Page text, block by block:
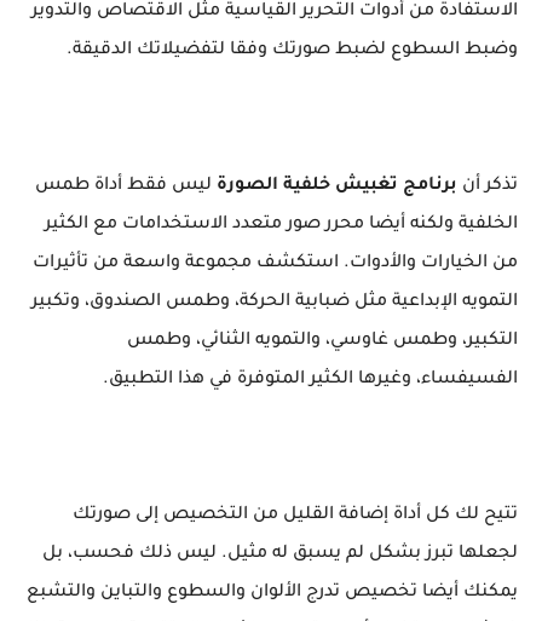
الاستفادة من أدوات التحرير القياسية مثل الاقتصاص والتدوير
وضبط السطوع لضبط صورتك وفقا لتفضيلاتك الدقيقة.
تذكر أن برنامج تغبيش خلفية الصورة ليس فقط أداة طمس
الخلفية ولكنه أيضا محرر صور متعدد الاستخدامات مع الكثير
من الخيارات والأدوات. استكشف مجموعة واسعة من تأثيرات
التمويه الإبداعية مثل ضبابية الحركة، وطمس الصندوق، وتكبير
التكبير، وطمس غاوسي، والتمويه الثنائي، وطمس
الفسيفساء، وغيرها الكثير المتوفرة في هذا التطبيق.
تتيح لك كل أداة إضافة القليل من التخصيص إلى صورتك
لجعلها تبرز بشكل لم يسبق له مثيل. ليس ذلك فحسب، بل
يمكنك أيضا تخصيص تدرج الألوان والسطوع والتباين والتشبع